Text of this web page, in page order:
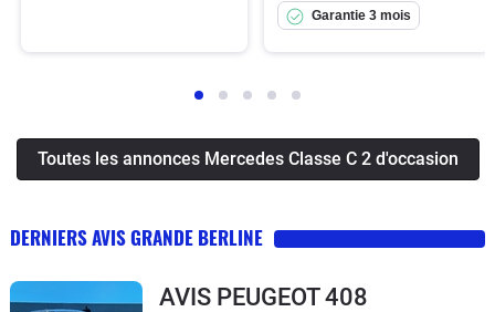
Garantie 3 mois
Toutes les annonces Mercedes Classe C 2 d'occasion
DERNIERS AVIS GRANDE BERLINE
AVIS PEUGEOT 408